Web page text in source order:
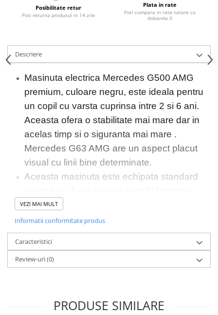
Posibilitate retur
Poti returna produsul in 14 zile
Plata in rate
Poti cumpara in rate lunare cu
dobanda 0
Descriere
Masinuta electrica Mercedes G500 AMG
premium, culoare negru, este ideala pentru
un copil cu varsta cuprinsa intre 2 si 6 ani.
Aceasta ofera o stabilitate mai mare dar in
acelas timp si o siguranta mai mare .
Mercedes G63 AMG are un aspect placut
visual cu linii bine determinate.
Aceasta masinuta este echipata standard
siguranta ce ofera un acces mult mai usor
in masinuta .
La plecare dar si la oprire aceasta va fi
lenta pentru a oferi un plus de confort
copilului
melodia preferata prin conectare jack , port
VEZI MAI MULT
Informatii conformitate produs
Caracteristici
Review-uri(0)
PRODUSE SIMILARE